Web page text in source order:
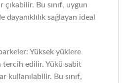
Bu sınıf, uygun
sağlayan ideal
Yüksek yüklere
tercih edilir. Yükü sabit
kullanılabilir. Bu sınıf,